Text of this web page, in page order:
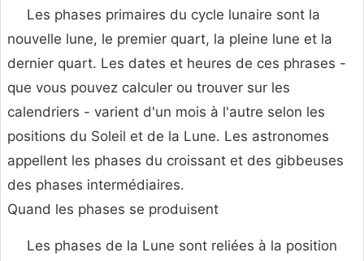
Les phases primaires du cycle lunaire sont la
nouvelle lune, le premier quart, la pleine lune et la
dernier quart. Les dates et heures de ces phrases -
que vous pouvez calculer ou trouver sur les
calendriers - varient d'un mois à l'autre selon les
positions du Soleil et de la Lune. Les astronomes
appellent les phases du croissant et des gibbeuses
des phases intermédiaires.
Quand les phases se produisent
Les phases de la Lune sont reliées à la position